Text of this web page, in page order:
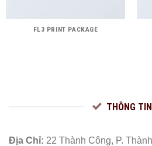
FL3 PRINT PACKAGE
THÔNG TIN
Địa Chỉ: 22 Thành Công, P.